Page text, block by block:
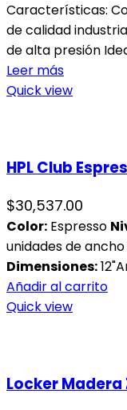
Características:
de calidad
de alta presión
Leer más
Quick view
HPL Club
$30,537.00
Color: Espresso
unidades de ancho
Dimensiones:
Añadir al carrito
Quick view
Locker Madera